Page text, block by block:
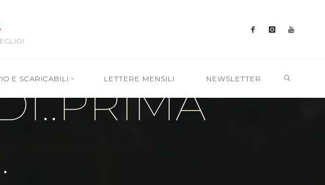
E SCARICABILI LETTERE MENSILI NEWSLETTER